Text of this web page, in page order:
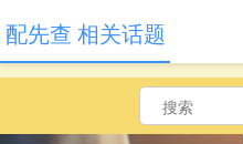
配先查 相关话题